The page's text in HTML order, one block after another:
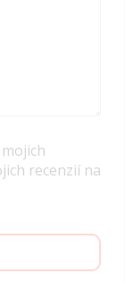
recenzií na